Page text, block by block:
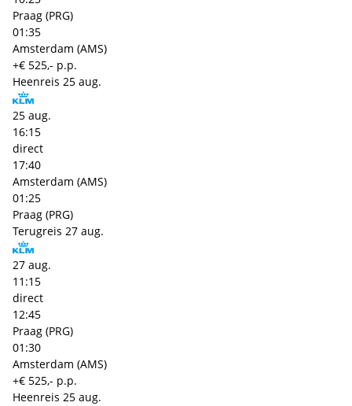
Praag (PRG)
01:35
Amsterdam (AMS)
+€ 525,- p.p.
Heenreis 25 aug.
25 aug.
16:15
direct
17:40
Amsterdam (AMS)
01:25
Praag (PRG)
Terugreis 27 aug.
27 aug.
11:15
direct
12:45
Praag (PRG)
01:30
Amsterdam (AMS)
+€ 525,- p.p.
Heenreis 25 aug.